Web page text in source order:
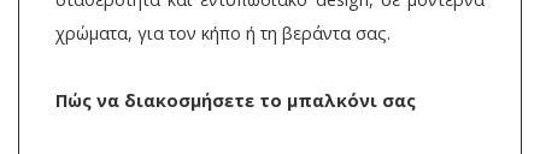
χρώματα, για τον κήπο ή τη βεράντα σας.
Πώς να διακοσμήσετε το μπαλκόνι σας